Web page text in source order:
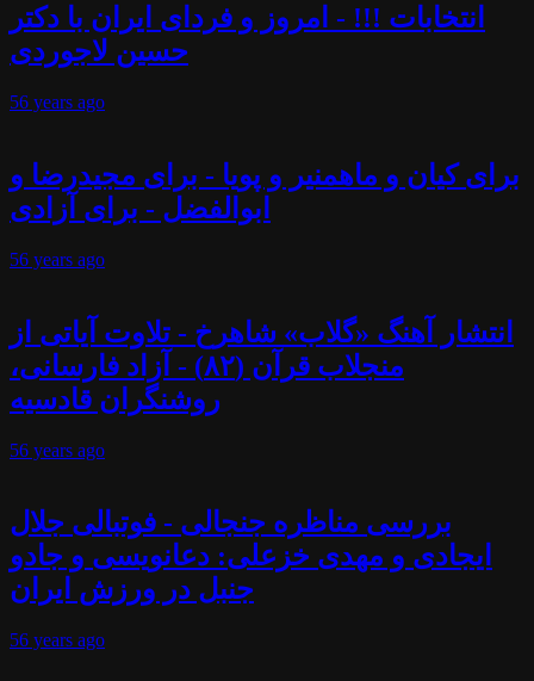
انتخابات !!! - امروز و فردای ایران با دکتر
حسین لاجوردی
56 years ago
برای کیان و ماهمنیر و پویا - برای مجیدرضا و
ابوالفضل - برای آزادی
56 years ago
انتشار آهنگ «گلاب» شاهرخ - تلاوت آیاتی از
منجلاب قرآن (۸۲) - آزاد فارسانی،
روشنگران قادسیه
56 years ago
بررسی مناظره جنجالی - فوتبالی جلال
ایجادی و مهدی خزعلی: دعانویسی و جادو
جنبل در ورزش ایران
56 years ago